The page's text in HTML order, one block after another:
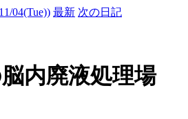
04(Tue)) 最新 次の日記
内廃液処理場